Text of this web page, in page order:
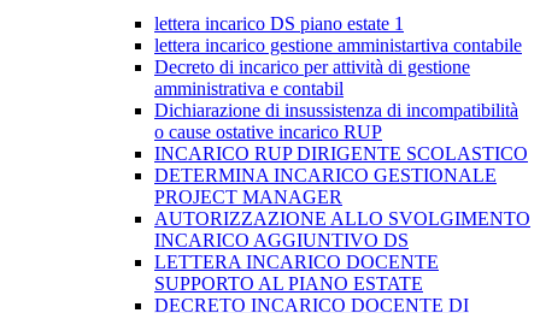
lettera incarico DS piano estate 1
lettera incarico gestione amministartiva contabile
Decreto di incarico per attività di gestione
amministrativa e contabil
Dichiarazione di insussistenza di incompatibilità
o cause ostative incarico RUP
INCARICO RUP DIRIGENTE SCOLASTICO
DETERMINA INCARICO GESTIONALE
PROJECT MANAGER
AUTORIZZAZIONE ALLO SVOLGIMENTO
INCARICO AGGIUNTIVO DS
LETTERA INCARICO DOCENTE
SUPPORTO AL PIANO ESTATE
DECRETO INCARICO DOCENTE DI